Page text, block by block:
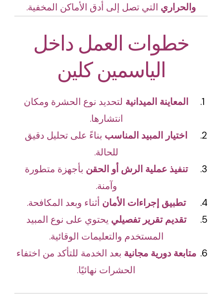
والحراري التي تصل إلى أدق الأماكن المخفية.
خطوات العمل داخل
الياسمين كلين
المعاينة الميدانية لتحديد نوع الحشرة ومكان
انتشارها.
اختيار المبيد المناسب بناءً على تحليل دقيق
للحالة.
تنفيذ عملية الرش أو الحقن بأجهزة متطورة
وآمنة.
تطبيق إجراءات الأمان أثناء وبعد المكافحة.
تقديم تقرير تفصيلي يحتوي على نوع المبيد
المستخدم والتعليمات الوقائية.
متابعة دورية مجانية بعد الخدمة للتأكد من اختفاء
الحشرات نهائيًا.